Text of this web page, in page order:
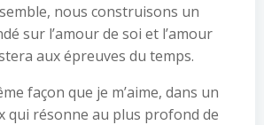
nous construisons un
sur l’amour de soi et l’amour
aux épreuves du temps.
façon que je m’aime, dans un
qui résonne au plus profond de